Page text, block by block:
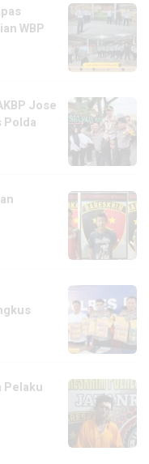
WBP
Jose
Polda
Pelaku